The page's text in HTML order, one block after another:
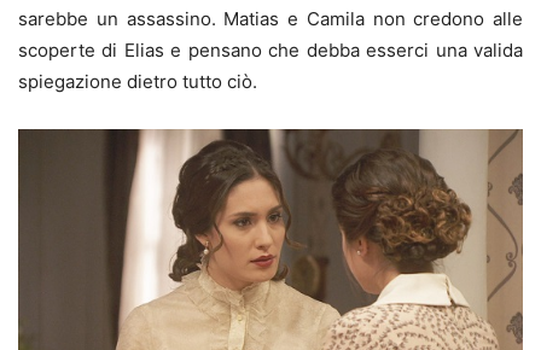
sarebbe un assassino. Matias e Camila non credono alle
scoperte di Elias e pensano che debba esserci una valida
spiegazione dietro tutto ciò.